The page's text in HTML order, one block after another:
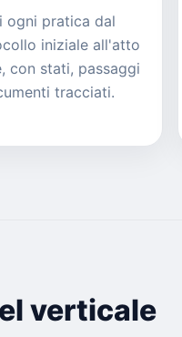
ogni pratica dal
iniziale all'atto
con stati, passaggi
tracciati.
verticale